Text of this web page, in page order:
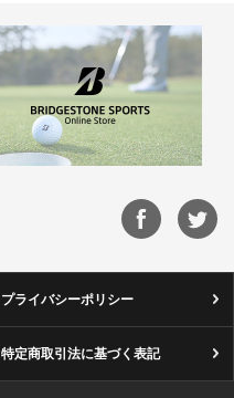
プライバシーポリシー
特定商取引法に基づく表記